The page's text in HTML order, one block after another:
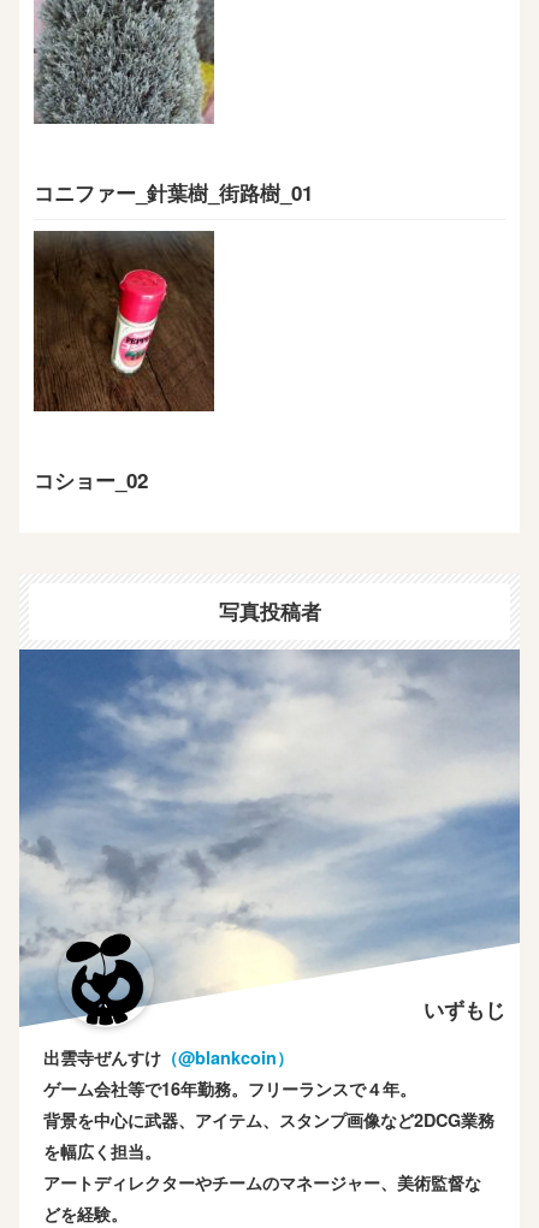
コニファー_針葉樹_街路樹_01
コショー_02
写真投稿者
いずもじ
出雲寺ぜんすけ （‎@blankcoin）
ゲーム会社等で16年勤務。フリーランスで４年。
背景を中心に武器、アイテム、スタンプ画像など2DCG業務
を幅広く担当。
アートディレクターやチームのマネージャー、美術監督な
どを経験。